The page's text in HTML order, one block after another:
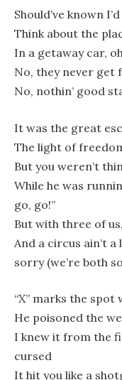
Should’ve known
Think about the
In a getaway car,
No, they never get
No, nothin’ good
It was the great
The light of
But you weren’t
While he was
go, go!”
But with three of
And a circus ain’t
sorry (we’re both
“X” marks the
He poisoned the
I knew it from the
cursed
It hit you like a